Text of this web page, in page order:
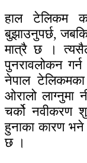
हाल टेलिकम
बुझाउनुपर्छ,
मात्रै छ ।
पुनरावलोकन
नेपाल
ओरालो लाग्नुमा
चर्को नवीकरण
हुनाका कारण
छ ।